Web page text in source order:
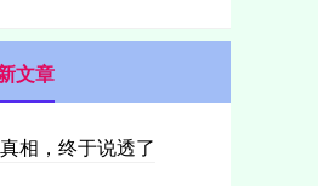
文章
相，终于说透了